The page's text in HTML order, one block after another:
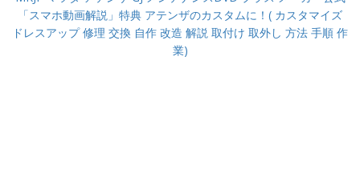
「スマホ動画解説」特典 アテンザのカスタムに！( カスタマイズ
ドレスアップ 修理 交換 自作 改造 解説 取付け 取外し 方法 手順 作
業)